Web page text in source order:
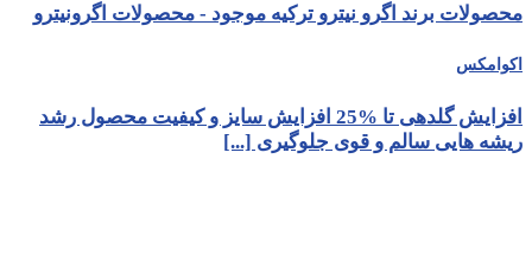
محصولات برند اگرو نیترو ترکیه موجود - محصولات اگرونیترو
اکوامکس
افزایش گلدهی تا %25 افزایش سایز و کیفیت محصول رشد
ریشه هایی سالم و قوی جلوگیری [...]